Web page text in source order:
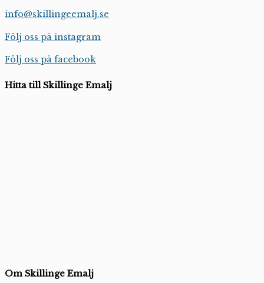
info@skillingeemalj.se
Följ oss på instagram
Följ oss på facebook
Hitta till Skillinge Emalj
Om Skillinge Emalj